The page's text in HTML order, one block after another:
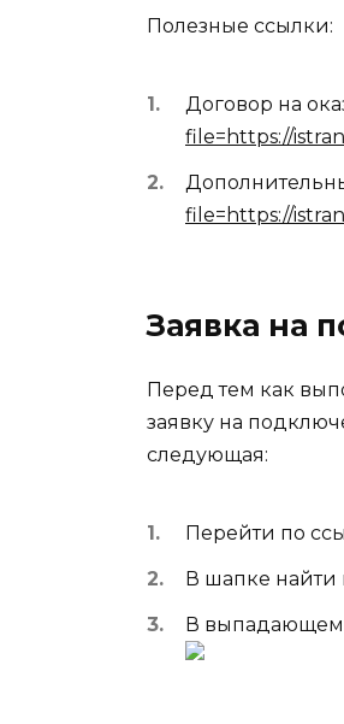
Полезные ссылки:
Договор на
file=https://
file=https://
Заявка на
Перед тем как
заявку на
следующая:
Перейти по
В шапке найти
В выпадающем